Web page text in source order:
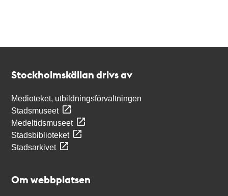
Stockholmskällan drivs av
Medioteket, utbildningsförvaltningen
Stadsmuseet
Medeltidsmuseet
Stadsbiblioteket
Stadsarkivet
Om webbplatsen